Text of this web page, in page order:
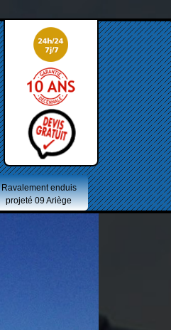
Ravalement enduis
projeté 09 Ariège